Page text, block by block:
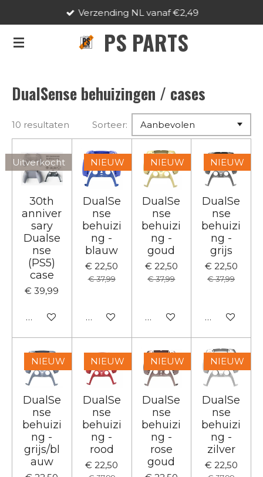
naar
PS PARTS
Verzending NL vanaf €2,49
DualSense behuizingen / cases
10 resultaten Sorteer:
Uitverkocht
30th
anniver
sary
Dualse
nse
(PS5)
case
€ 39,99
Houd mij op de hoogte
NIEUW
DualSe
nse
behuizi
ng -
blauw
€ 22,50
€ 37,99
Houd mij op de hoogte
NIEUW
DualSe
nse
behuizi
ng -
goud
€ 22,50
€ 37,99
Houd mij op de hoogte
NIEUW
DualSe
nse
behuizi
ng -
grijs
€ 22,50
€ 37,99
Houd mij
NIEUW
DualSe
nse
behuizi
ng -
grijs/bl
auw
NIEUW
DualSe
nse
behuizi
ng -
rood
€ 22,50
NIEUW
DualSe
nse
behuizi
ng -
rose
goud
NIEUW
DualSe
nse
behuizi
ng -
zilver
€ 22,50